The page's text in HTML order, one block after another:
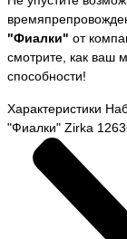
"Фиалки" от
смотрите, как ваш
способности!
Характеристики
"Фиалки" Zirka